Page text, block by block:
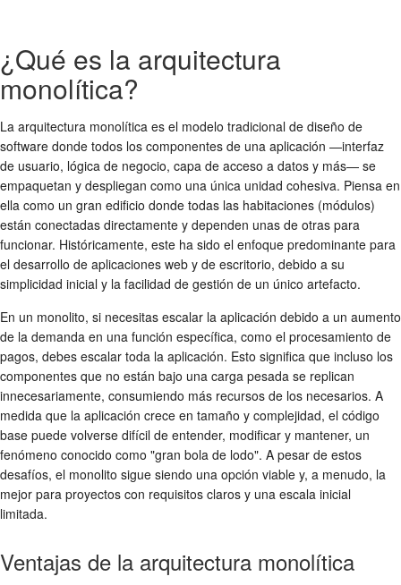
¿Qué es la arquitectura
monolítica?
La arquitectura monolítica es el modelo tradicional de diseño de
software donde todos los componentes de una aplicación —interfaz
de usuario, lógica de negocio, capa de acceso a datos y más— se
empaquetan y despliegan como una única unidad cohesiva. Piensa en
ella como un gran edificio donde todas las habitaciones (módulos)
están conectadas directamente y dependen unas de otras para
funcionar. Históricamente, este ha sido el enfoque predominante para
el desarrollo de aplicaciones web y de escritorio, debido a su
simplicidad inicial y la facilidad de gestión de un único artefacto.
En un monolito, si necesitas escalar la aplicación debido a un aumento
de la demanda en una función específica, como el procesamiento de
pagos, debes escalar toda la aplicación. Esto significa que incluso los
componentes que no están bajo una carga pesada se replican
innecesariamente, consumiendo más recursos de los necesarios. A
medida que la aplicación crece en tamaño y complejidad, el código
base puede volverse difícil de entender, modificar y mantener, un
fenómeno conocido como "gran bola de lodo". A pesar de estos
desafíos, el monolito sigue siendo una opción viable y, a menudo, la
mejor para proyectos con requisitos claros y una escala inicial
limitada.
Ventajas de la arquitectura monolítica